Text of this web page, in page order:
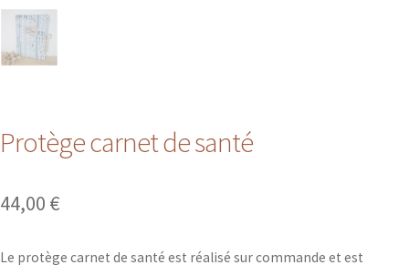
Protège carnet de santé
44,00 €
Le protège carnet de santé est réalisé sur commande et est